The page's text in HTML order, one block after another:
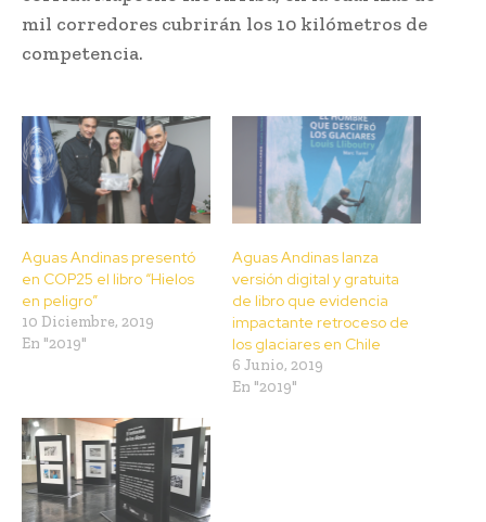
mil corredores cubrirán los 10 kilómetros de
competencia.
Aguas Andinas presentó
en COP25 el libro “Hielos
en peligro”
10 Diciembre, 2019
En "2019"
Aguas Andinas lanza
versión digital y gratuita
de libro que evidencia
impactante retroceso de
los glaciares en Chile
6 Junio, 2019
En "2019"